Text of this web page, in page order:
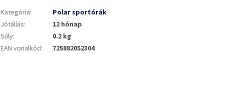
Kategória:
Polar sportórák
Jótállás:
12 hónap
Súly:
0.2 kg
EAN vonalkód: 725882052304